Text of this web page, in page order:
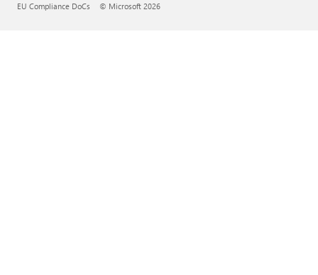
EU Compliance DoCs © Microsoft 2026